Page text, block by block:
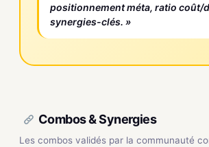
positionnement méta, ratio coût/
synergies-clés. »
Combos & Synergies
Les combos validés par la communauté